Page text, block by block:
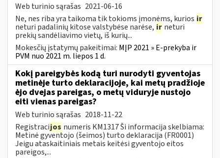
Web turinio sąrašas 2021-06-16
Ne, nes riba yra taikoma tik tokioms įmonėms, kurios ir
neturi padalinių kitose valstybėse narėse, ir neturi
prekių sandėliavimo vietų, iš kurių...
Mokesčių įstatymų pakeitimai: MĮP 2021 » E-prekyba ir
PVM nuo 2021 m. liepos 1 d.
Kokį pareigybės kodą turi nurodyti gyventojas
metinėje turto deklaracijoje, kai metų pradžioje
ėjo dvejas pareigas, o metų viduryje nustojo
eiti vienas pareigas?
Web turinio sąrašas 2018-11-22
Registracijos numeris KM1317 Ši informacija skelbiama:
Metinė gyventojo (šeimos) turto deklaracija (FR0001)
Jeigu ataskaitiniais metais keitėsi gyventojo eitos
pareigos,...